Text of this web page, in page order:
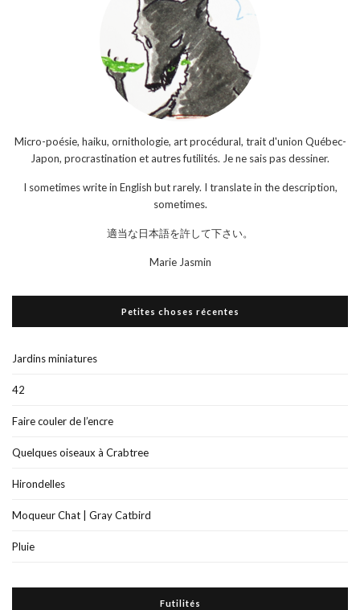
Micro-poésie, haiku, ornithologie, art procédural, trait d'union Québec-
Japon, procrastination et autres futilités. Je ne sais pas dessiner.
I sometimes write in English but rarely. I translate in the description,
sometimes.
適当な日本語を許して下さい。
Marie Jasmin
Petites choses récentes
Jardins miniatures
42
Faire couler de l’encre
Quelques oiseaux à Crabtree
Hirondelles
Moqueur Chat | Gray Catbird
Pluie
Futilités